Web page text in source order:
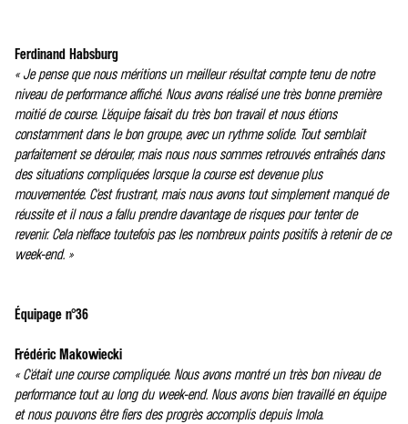
Ferdinand Habsburg
« Je pense que nous méritions un meilleur résultat compte tenu de notre
niveau de performance affiché. Nous avons réalisé une très bonne première
moitié de course. L'équipe faisait du très bon travail et nous étions
constamment dans le bon groupe, avec un rythme solide. Tout semblait
parfaitement se dérouler, mais nous nous sommes retrouvés entraînés dans
des situations compliquées lorsque la course est devenue plus
mouvementée. C'est frustrant, mais nous avons tout simplement manqué de
réussite et il nous a fallu prendre davantage de risques pour tenter de
revenir. Cela n'efface toutefois pas les nombreux points positifs à retenir de ce
week-end. »
Équipage n°36
Frédéric Makowiecki
« C'était une course compliquée. Nous avons montré un très bon niveau de
performance tout au long du week-end. Nous avons bien travaillé en équipe
et nous pouvons être fiers des progrès accomplis depuis Imola.